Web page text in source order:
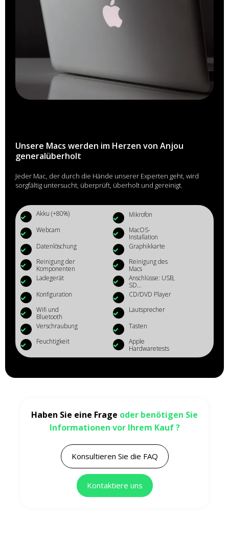
Unsere Macs werden im Herzen von Anjou
generalüberholt
Jeder Mac, der durch die Hände unserer Experten geht, wird
sorgfältig untersucht, überprüft, überholt und gereinigt.
Akku (+80%)
Mikrofon
Webcam
MacOS-
Installation
Datenlöschung
Graphikkarte
Reinigung der
Komponenten
Reinigung des
Macs
Ladegerät
Anschlüsse: USB,
SD...
Konfiguration
CD/DVD Player
Wifi und
Bluetooth
Lautsprecher
Verschraubung
Tasten
Feuchtigkeit
Apple
Hardwaretests
Haben Sie eine Frage oder benötigen Sie
Informationen vor Ihrem Kauf ?
Konsultieren Sie die FAQ
Kontaktiere uns